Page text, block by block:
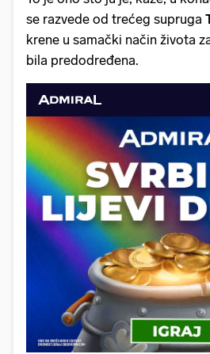
se razvede od trećeg supruga
krene u samački način života
bila predodređena.